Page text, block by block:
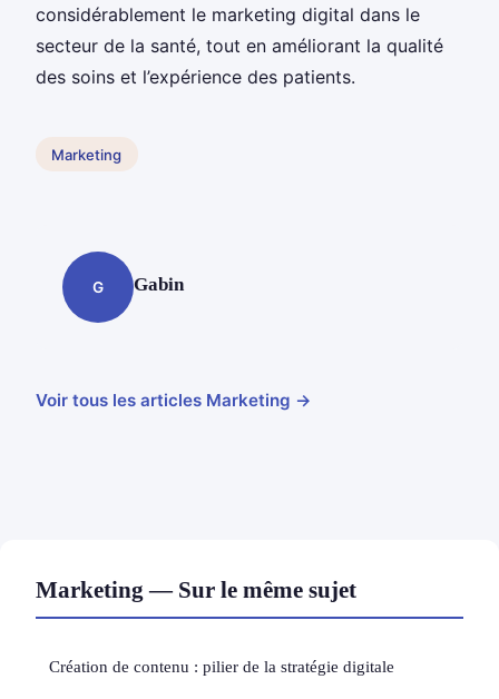
considérablement le marketing digital dans le
secteur de la santé, tout en améliorant la qualité
des soins et l’expérience des patients.
Marketing
G Gabin
Voir tous les articles Marketing →
Marketing — Sur le même sujet
Création de contenu : pilier de la stratégie digitale